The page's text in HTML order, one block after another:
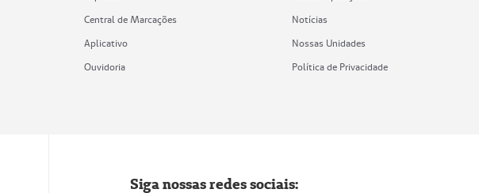
Central de Marcações
Aplicativo
Ouvidoria
Notícias
Nossas Unidades
Política de Privacidade
Siga nossas redes sociais: